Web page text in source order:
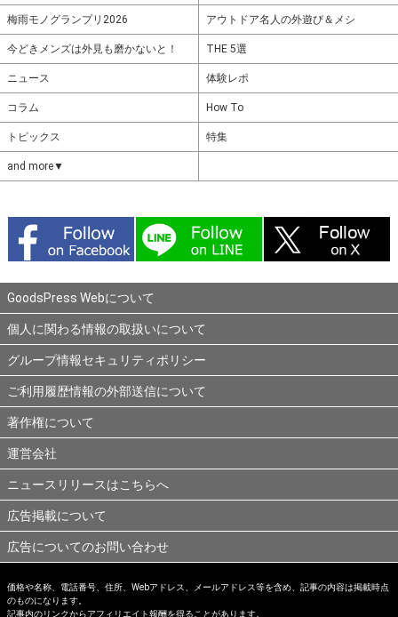
梅雨モノグランプリ2026 アウトドア名人の外遊び＆メシ
今どきメンズは外見も磨かないと！ THE 5選
ニュース 体験レポ
コラム How To
トピックス 特集
and more▼
GoodsPress Webについて
個人に関わる情報の取扱いについて
グループ情報セキュリティポリシー
ご利用履歴情報の外部送信について
著作権について
運営会社
ニュースリリースはこちらへ
広告掲載について
広告についてのお問い合わせ
価格や名称、電話番号、住所、Webアドレス、メールアドレス等を含め、記事の内容は掲載時点
のものになります。
記事内のリンクからアフィリエイト報酬を得ることがあります。